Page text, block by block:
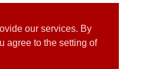
our services. By
agree to the setting of